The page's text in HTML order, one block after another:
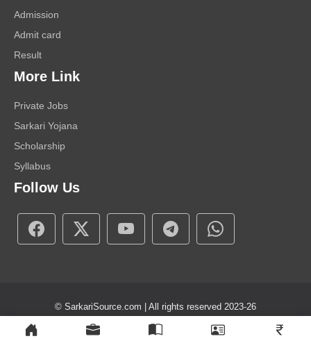
Admission
Admit card
Result
More Link
Private Jobs
Sarkari Yojana
Scholarship
Syllabus
Follow Us
© SarkariSource.com | All rights reserved 2023-26
Contact Us Disclaimer Privacy Policy